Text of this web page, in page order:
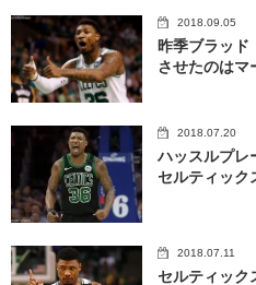
2018.09.05
昨季ブラッド
させたのはマ
2018.07.20
ハッスルプレ
セルティック
2018.07.11
セルティック